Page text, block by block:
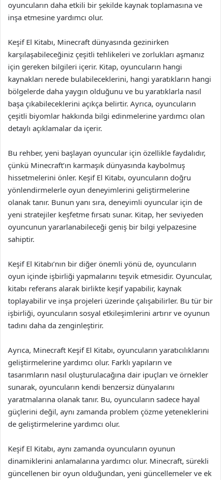
oyuncuların daha etkili bir şekilde kaynak toplamasına ve
inşa etmesine yardımcı olur.
Keşif El Kitabı, Minecraft dünyasında gezinirken
karşılaşabileceğiniz çeşitli tehlikeleri ve zorlukları aşmanız
için gereken bilgileri içerir. Kitap, oyuncuların hangi
kaynakları nerede bulabileceklerini, hangi yaratıkların hangi
bölgelerde daha yaygın olduğunu ve bu yaratıklarla nasıl
başa çıkabileceklerini açıkça belirtir. Ayrıca, oyuncuların
çeşitli biyomlar hakkında bilgi edinmelerine yardımcı olan
detaylı açıklamalar da içerir.
Bu rehber, yeni başlayan oyuncular için özellikle faydalıdır,
çünkü Minecraft’ın karmaşık dünyasında kaybolmuş
hissetmelerini önler. Keşif El Kitabı, oyuncuların doğru
yönlendirmelerle oyun deneyimlerini geliştirmelerine
olanak tanır. Bunun yanı sıra, deneyimli oyuncular için de
yeni stratejiler keşfetme fırsatı sunar. Kitap, her seviyeden
oyuncunun yararlanabileceği geniş bir bilgi yelpazesine
sahiptir.
Keşif El Kitabı’nın bir diğer önemli yönü de, oyuncuların
oyun içinde işbirliği yapmalarını teşvik etmesidir. Oyuncular,
kitabı referans alarak birlikte keşif yapabilir, kaynak
toplayabilir ve inşa projeleri üzerinde çalışabilirler. Bu tür bir
işbirliği, oyuncuların sosyal etkileşimlerini artırır ve oyunun
tadını daha da zenginleştirir.
Ayrıca, Minecraft Keşif El Kitabı, oyuncuların yaratıcılıklarını
geliştirmelerine yardımcı olur. Farklı yapıların ve
tasarımların nasıl oluşturulacağına dair ipuçları ve örnekler
sunarak, oyuncuların kendi benzersiz dünyalarını
yaratmalarına olanak tanır. Bu, oyuncuların sadece hayal
güçlerini değil, aynı zamanda problem çözme yeteneklerini
de geliştirmelerine yardımcı olur.
Keşif El Kitabı, aynı zamanda oyuncuların oyunun
dinamiklerini anlamalarına yardımcı olur. Minecraft, sürekli
güncellenen bir oyun olduğundan, yeni güncellemeler ve ek